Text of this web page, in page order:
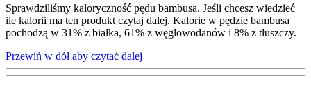
Sprawdziliśmy kaloryczność pędu bambusa. Jeśli chcesz wiedzieć
ile kalorii ma ten produkt czytaj dalej. Kalorie w pędzie bambusa
pochodzą w 31% z białka, 61% z węglowodanów i 8% z tłuszczy.
Przewiń w dół aby czytać dalej